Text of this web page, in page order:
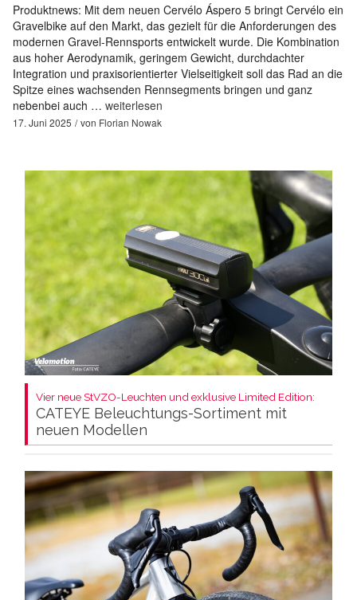
Produktnews: Mit dem neuen Cervélo Áspero 5 bringt Cervélo ein
Gravelbike auf den Markt, das gezielt für die Anforderungen des
modernen Gravel-Rennsports entwickelt wurde. Die Kombination
aus hoher Aerodynamik, geringem Gewicht, durchdachter
Integration und praxisorientierter Vielseitigkeit soll das Rad an die
Spitze eines wachsenden Rennsegments bringen und ganz
nebenbei auch … weiterlesen
17. Juni 2025 von Florian Nowak
Vier neue StVZO-Leuchten und exklusive Limited Edition:
CATEYE Beleuchtungs-Sortiment mit
neuen Modellen